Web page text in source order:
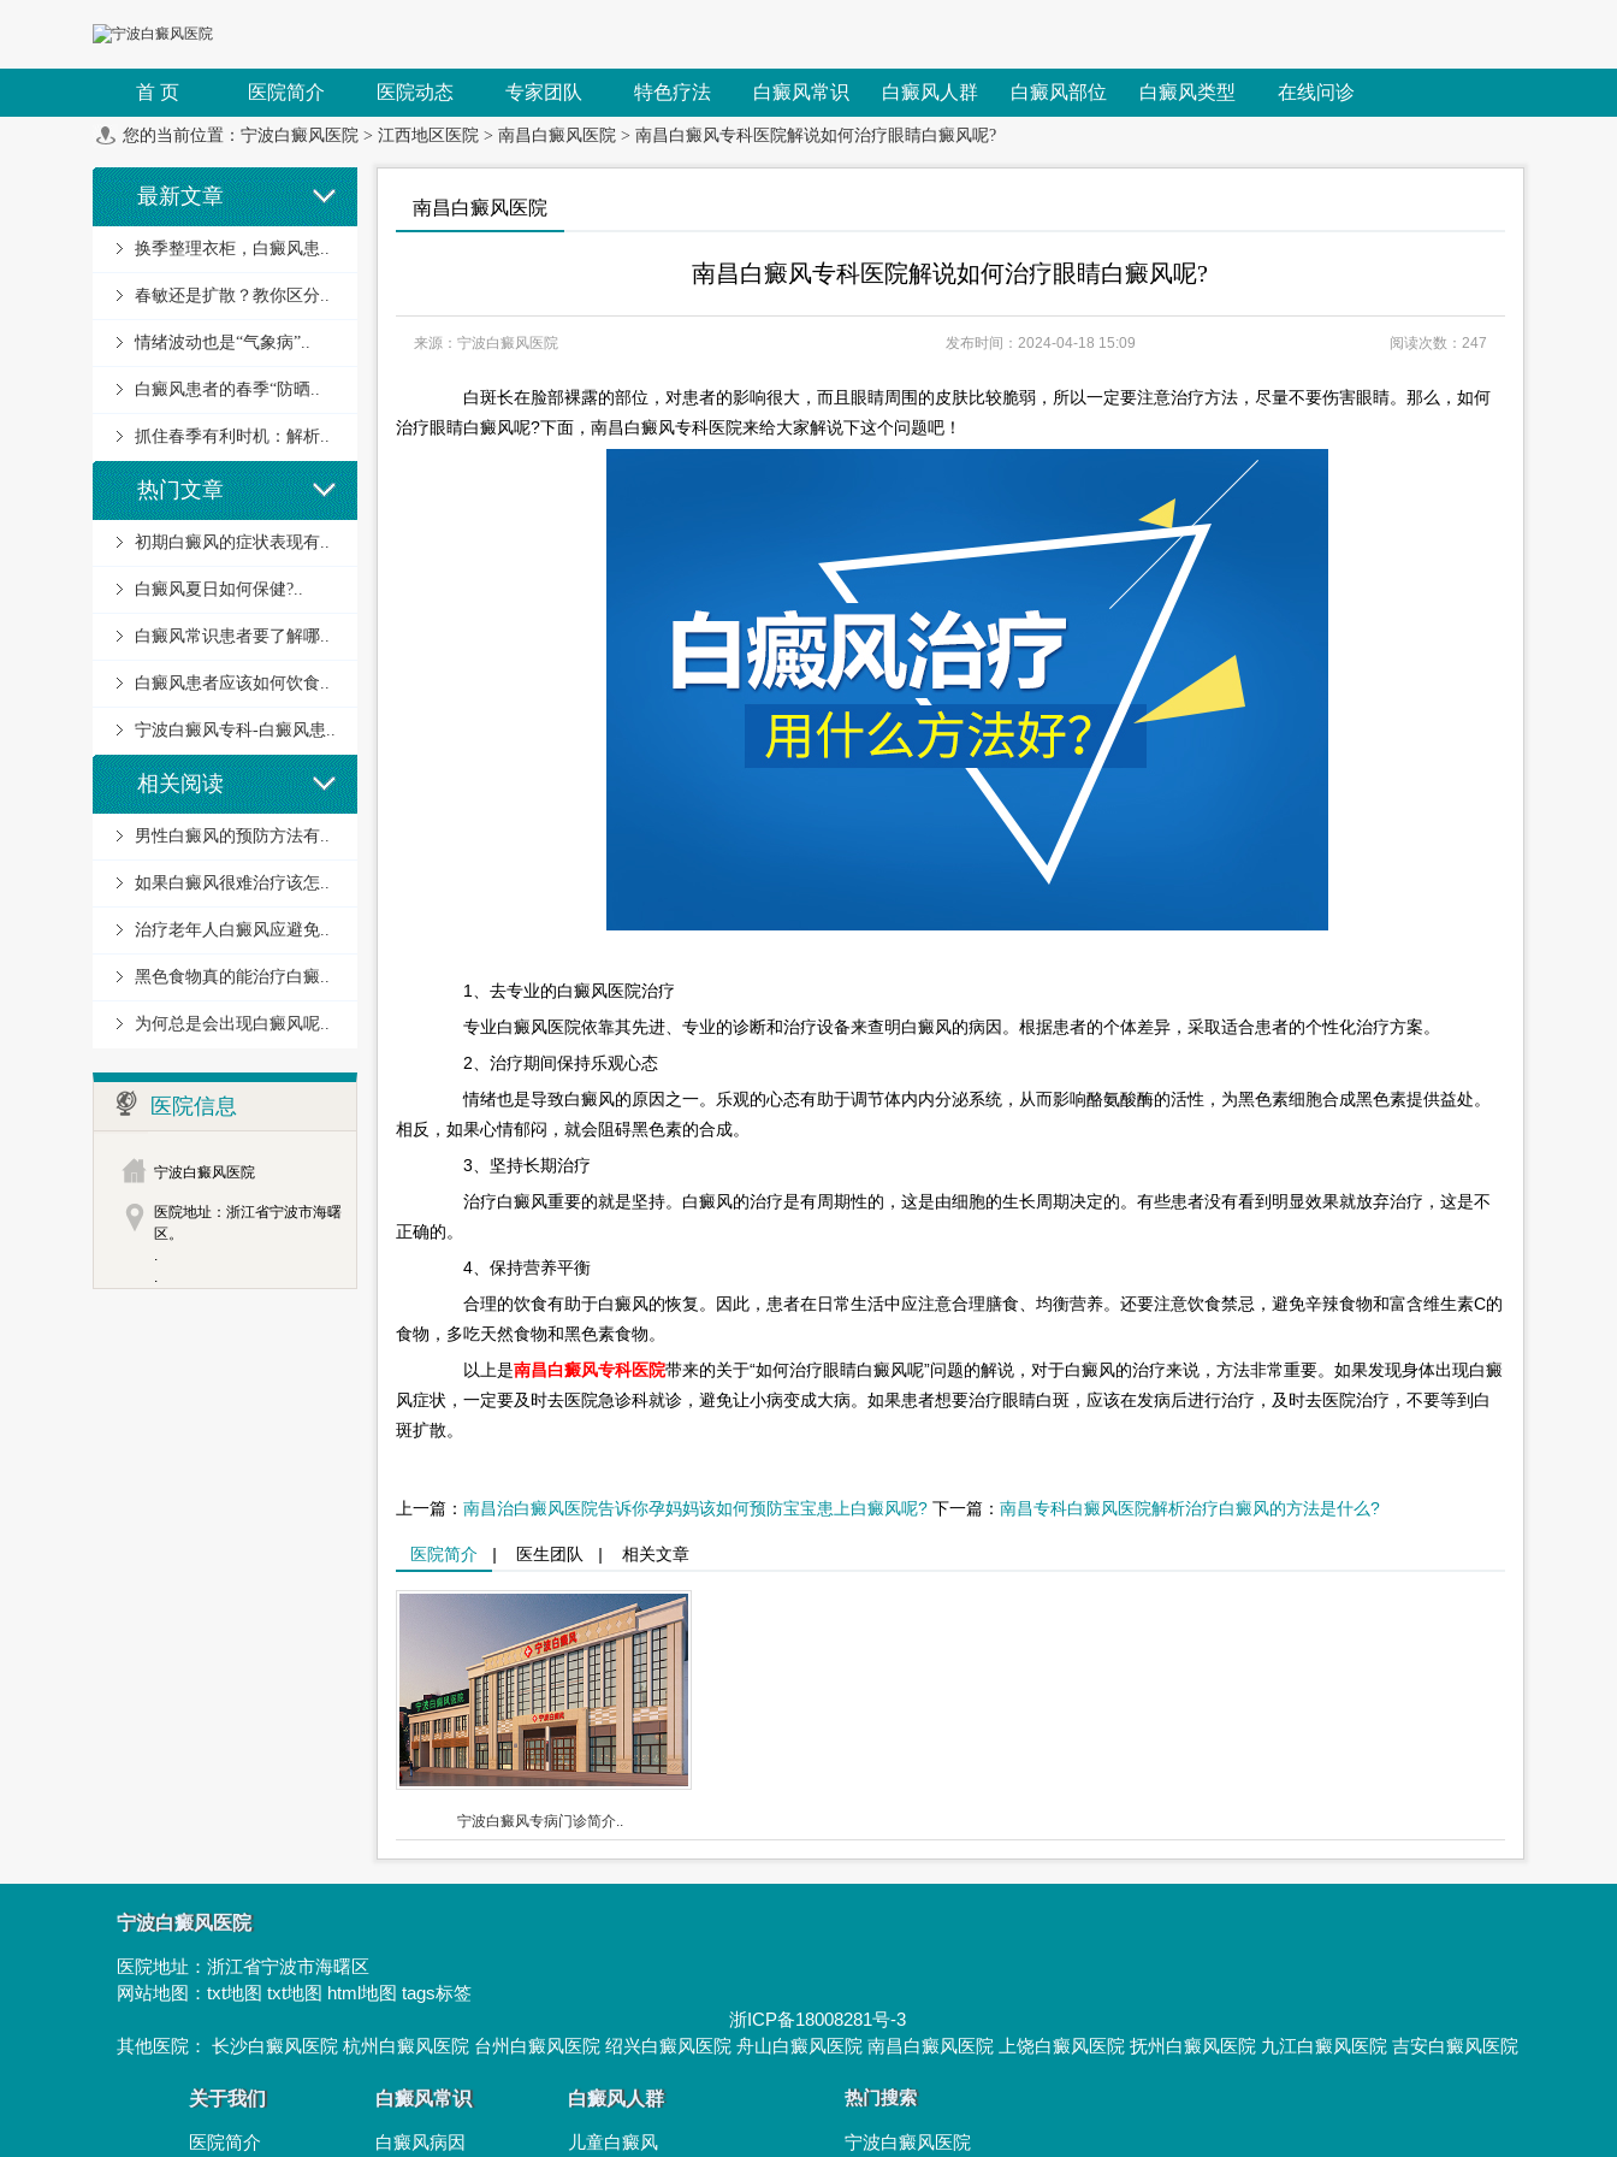
首 页 医院简介 医院动态 专家团队 特色疗法 白癜风常识 白癜风人群 白癜风部位 白癜风类型 在线问诊
您的当前位置： 宁波白癜风医院 > 江西地区医院 > 南昌白癜风医院 > 南昌白癜风专科医院解说如何治疗眼睛白癜风呢?
最新文章
换季整理衣柜，白癜风患..
春敏还是扩散？教你区分..
情绪波动也是“气象病”..
白癜风患者的春季“防晒..
抓住春季有利时机：解析..
热门文章
初期白癜风的症状表现有..
白癜风夏日如何保健?..
白癜风常识患者要了解哪..
白癜风患者应该如何饮食..
宁波白癜风专科-白癜风患..
相关阅读
男性白癜风的预防方法有..
如果白癜风很难治疗该怎..
治疗老年人白癜风应避免..
黑色食物真的能治疗白癜..
为何总是会出现白癜风呢..
医院信息
宁波白癜风医院
医院地址：浙江省宁波市海曙
区。
.
.
南昌白癜风医院
南昌白癜风专科医院解说如何治疗眼睛白癜风呢?
来源：宁波白癜风医院 发布时间：2024-04-18 15:09 阅读次数：247
白斑长在脸部裸露的部位，对患者的影响很大，而且眼睛周围的皮肤比较脆弱，所以一定要注意治疗方法，尽量不要伤害眼睛。那么，如何
治疗眼睛白癜风呢?下面，南昌白癜风专科医院来给大家解说下这个问题吧！
1、去专业的白癜风医院治疗
专业白癜风医院依靠其先进、专业的诊断和治疗设备来查明白癜风的病因。根据患者的个体差异，采取适合患者的个性化治疗方案。
2、治疗期间保持乐观心态
情绪也是导致白癜风的原因之一。乐观的心态有助于调节体内内分泌系统，从而影响酪氨酸酶的活性，为黑色素细胞合成黑色素提供益处。
相反，如果心情郁闷，就会阻碍黑色素的合成。
3、坚持长期治疗
治疗白癜风重要的就是坚持。白癜风的治疗是有周期性的，这是由细胞的生长周期决定的。有些患者没有看到明显效果就放弃治疗，这是不
正确的。
4、保持营养平衡
合理的饮食有助于白癜风的恢复。因此，患者在日常生活中应注意合理膳食、均衡营养。还要注意饮食禁忌，避免辛辣食物和富含维生素C的
食物，多吃天然食物和黑色素食物。
以上是南昌白癜风专科医院带来的关于“如何治疗眼睛白癜风呢”问题的解说，对于白癜风的治疗来说，方法非常重要。如果发现身体出现白癜
风症状，一定要及时去医院急诊科就诊，避免让小病变成大病。如果患者想要治疗眼睛白斑，应该在发病后进行治疗，及时去医院治疗，不要等到白
斑扩散。
上一篇： 南昌治白癜风医院告诉你孕妈妈该如何预防宝宝患上白癜风呢?下一篇： 南昌专科白癜风医院解析治疗白癜风的方法是什么?
医院简介 | 医生团队 | 相关文章
宁波白癜风专病门诊简介..
宁波白癜风医院
医院地址： 浙江省宁波市海曙区
网站地图： txt地图 txt地图 html地图 tags标签
浙ICP备18008281号-3
其他医院： 长沙白癜风医院 杭州白癜风医院 台州白癜风医院 绍兴白癜风医院 舟山白癜风医院 南昌白癜风医院 上饶白癜风医院 抚州白癜风医院 九江白癜风医院 吉安白癜风医院
关于我们
医院简介
白癜风常识
白癜风病因
白癜风人群
儿童白癜风
热门搜索
宁波白癜风医院